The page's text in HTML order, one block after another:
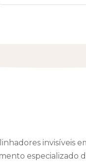
invisíveis
especializado